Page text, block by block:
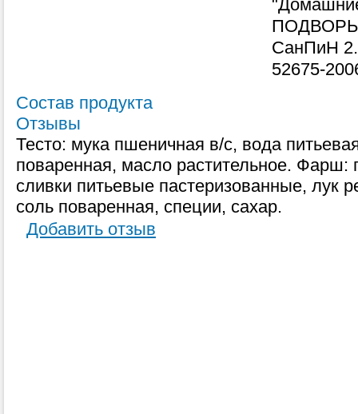
СанПиН
52675-
Состав продукта
Отзывы
Тесто: мука пшеничная в/с, вода
поваренная, масло растительное. Фарш:
сливки питьевые пастеризованные, лук
соль поваренная, специи, сахар.
Добавить отзыв